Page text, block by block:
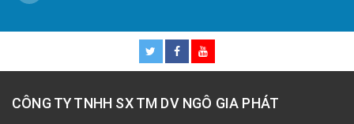
CÔNG TY TNHH SX TM DV NGÔ GIA PHÁT